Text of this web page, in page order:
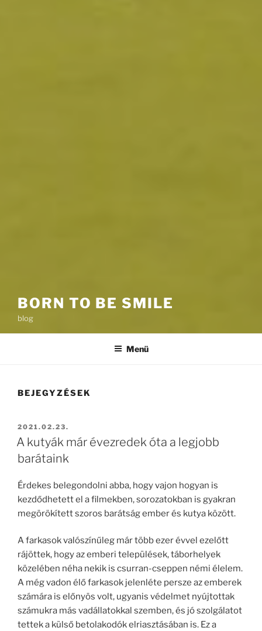
BORN TO BE SMILE
blog
Menü
BEJEGYZÉSEK
BEKÜLDVE:
2021.02.23.
A kutyák már évezredek óta a legjobb
barátaink
Érdekes belegondolni abba, hogy vajon hogyan is
kezdődhetett el a filmekben, sorozatokban is gyakran
megörökített szoros barátság ember és kutya között.
A farkasok valószínűleg már több ezer évvel ezelőtt
rájöttek, hogy az emberi települések, táborhelyek
közelében néha nekik is csurran-cseppen némi élelem.
A még vadon élő farkasok jelenléte persze az emberek
számára is előnyös volt, ugyanis védelmet nyújtottak
számukra más vadállatokkal szemben, és jó szolgálatot
tettek a külső betolakodók elriasztásában is. Ez a